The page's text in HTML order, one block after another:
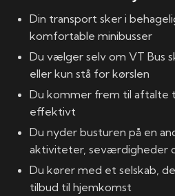
Din transport sker i
komfortable minibusser
Du vælger selv om VT Bus
eller kun stå for kørslen
Du kommer frem til aftalte
effektivt
Du nyder busturen på en
aktiviteter, seværdigheder
Du kører med et selskab,
tilbud til hjemkomst